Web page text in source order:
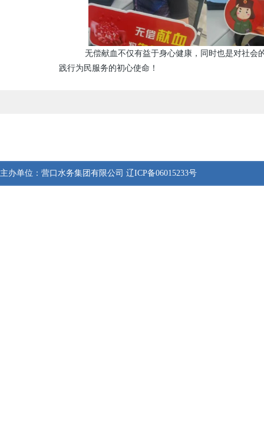
无偿献血不仅有益于身心健康，同时也是对社会的
践行为民服务的初心使命！
主办单位： 营口水务集团有限公司 辽ICP备06015233号